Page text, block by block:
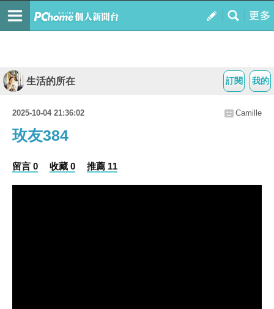
我的
訂閱
生活的所在
2025-10-04 21:36:02 Camille
玫友384
留言 0 收藏 0 推薦 11